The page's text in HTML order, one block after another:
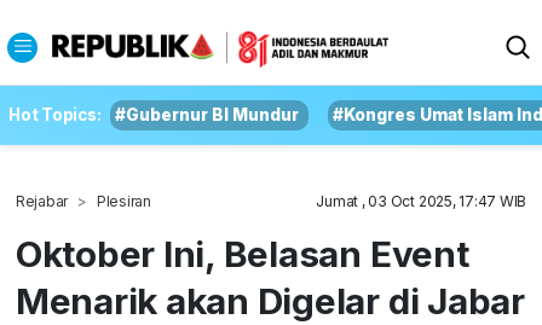
Hot Topics: #Gubernur BI Mundur #Kongres Umat Islam
Rejabar Plesiran Jumat , 03 Oct 2025, 17:47 WIB
Oktober Ini, Belasan Event
Menarik akan Digelar di Jabar